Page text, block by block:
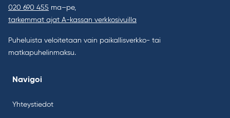
020 690 455 ma–pe,
tarkemmat ajat A-kassan verkkosivuilla
Puheluista veloitetaan vain paikallisverkko- tai
matkapuhelinmaksu.
Navigoi
Yhteystiedot